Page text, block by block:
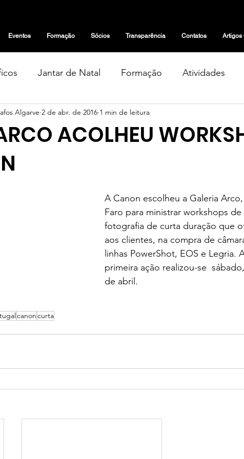
Eventos Formação Sócios Transparência Contatos Artigos
Jantar de Natal Formação Atividades
Exposições Eventos
ACOLHEU
Algarve 2 de abr. de 2016 1 min de leitura
A Canon escolheu a Galeria
Faro para ministrar workshops de
fotografia de curta duração que
aos clientes, na compra de
linhas PowerShot, EOS e Legria.
primeira ação realizou-se
de abril.
canoncurta